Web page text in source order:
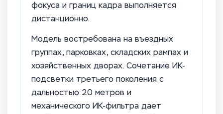
фокуса и границ кадра выполняется
дистанционно.
Модель востребована на въездных
группах, парковках, складских рампах и
хозяйственных дворах. Сочетание ИК-
подсветки третьего поколения с
дальностью 20 метров и
механического ИК-фильтра дает